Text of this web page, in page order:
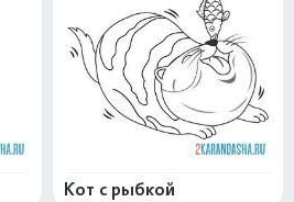
Кот с рыбкой